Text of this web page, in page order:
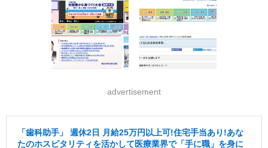
advertisement
「歯科助手」 週休2日 ️月給25万円以上可!住宅手当あり!あな
たのホスピタリティを活かして医療業界で「手に職」を身に